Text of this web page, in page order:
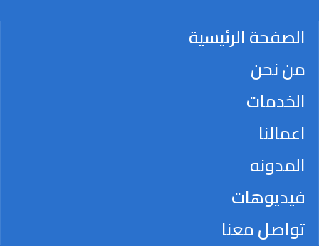
الصفحة الرئيسية
من نحن
الخدمات
اعمالنا
المدونه
فيديوهات
تواصل معنا